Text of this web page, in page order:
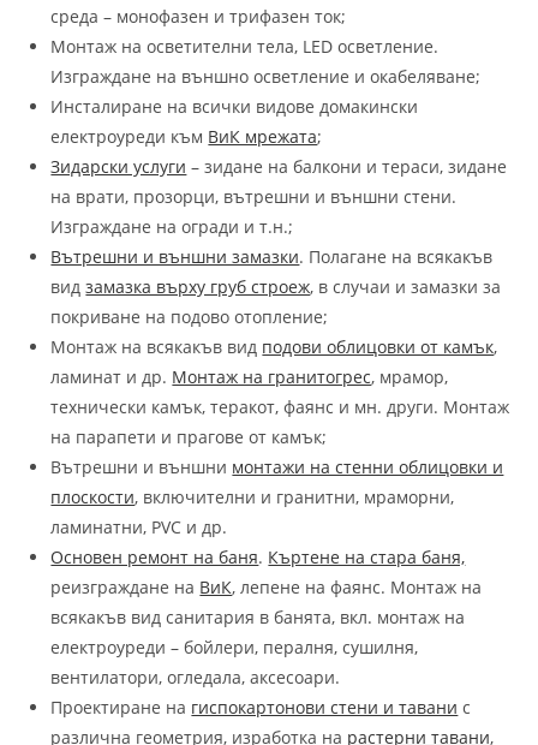
среда – монофазен и трифазен ток;
Монтаж на осветителни тела, LED осветление.
Изграждане на външно осветление и окабеляване;
Инсталиране на всички видове домакински
електроуреди към ВиК мрежата;
Зидарски услуги – зидане на балкони и тераси, зидане
на врати, прозорци, вътрешни и външни стени.
Изграждане на огради и т.н.;
Вътрешни и външни замазки. Полагане на всякакъв
видзамазка върху груб строеж, в случаи и замазки за
покриване на подово отопление;
Монтаж на всякакъв вид подови облицовки от камък,
ламинат и др. Монтаж на гранитогрес, мрамор,
технически камък, теракот, фаянс и мн. други. Монтаж
на парапети и прагове от камък;
Вътрешни и външни монтажи на стенни облицовки и
плоскости, включителни и гранитни, мраморни,
ламинатни, PVC и др.
Основен ремонт на баня. Къртене на стара баня,
реизграждане на ВиК, лепене на фаянс. Монтаж на
всякакъв вид санитария в банята, вкл. монтаж на
електроуреди – бойлери, пералня, сушилня,
вентилатори, огледала, аксесоари.
Проектиране на гиспокартонови стени и тавани с
различна геометрия, изработка на растерни тавани,